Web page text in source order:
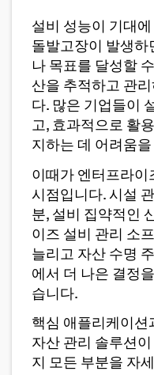
설비 성능이 기대
돌발고장이 발생하
나 목표를 달성할
산을 추적하고 관
다. 많은 기업들이
고, 효과적으로 활
지하는 데 어려움
이때가 엔터프라이
시점입니다. 시설
분, 설비 집약적인
이즈 설비 관리 소
늘리고 자산 수명
에서 더 나은 결정
습니다.
핵심 애플리케이션
자산 관리 솔루션
지 모든 부분을 자